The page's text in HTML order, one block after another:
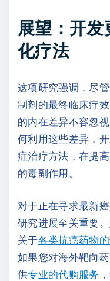
展望：开
化疗法
这项研究强调，尽
制剂的最终临床疗
的内在差异不容忽
何利用这些差异，
症治疗方法，在提
的毒副作用。
对于正在寻求最新
研究进展至关重要
关于各类抗癌药物
如果您对海外靶向
供专业的代购服务